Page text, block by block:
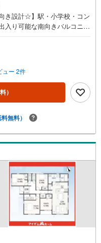
き設計☆】駅・小学校・コン
入り可能な南向きバルコニ
瀬戸市東吉田町13番☆全7棟
学、大歓迎♪【安心】耐震
評価書、建設住宅性能評価
居室南向き■名鉄瀬戸線「瀬
480m）■陶原小学校 :徒歩7
:徒歩13分（約1040m）＜自己
ド対応！*自己資金なしでも
！弊社HPにて物件のルーム
けでは伝わらない物件の魅
す♪さらに店内には豊富な
ざいます☆
ュー 2件
）
料無料）